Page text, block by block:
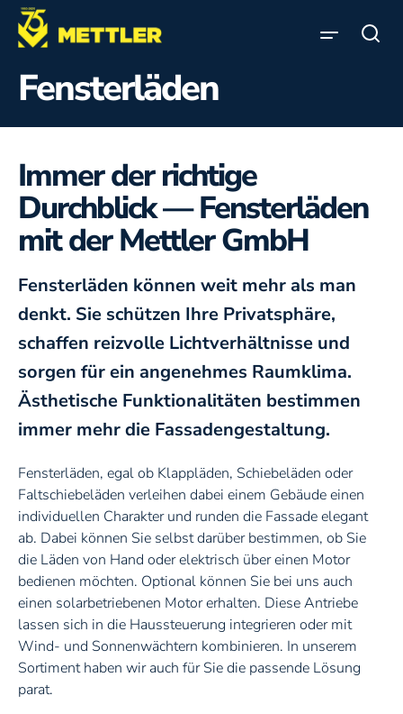
Direkt zum Inhalt
Leinfelden-Echterdingen
Sonnenschutz
Jalousien
Innensonnenschutz
Sonnenschirme
Sonnensegel
Terrassendach
Unternehmen
Stellenangebote
Reparaturdienst
Newsletter
Fensterläden
Immer der richtige
Durchblick — Fensterläden
mit der Mettler GmbH
Fensterläden können weit mehr als man
denkt. Sie schützen Ihre Privatsphäre,
schaffen reizvolle Lichtverhältnisse und
sorgen für ein angenehmes Raumklima.
Ästhetische Funktionalitäten bestimmen
immer mehr die Fassadengestaltung.
Fensterläden, egal ob Klappläden, Schiebeläden oder
Faltschiebeläden verleihen dabei einem Gebäude einen
individuellen Charakter und runden die Fassade elegant
ab. Dabei können Sie selbst darüber bestimmen, ob Sie
die Läden von Hand oder elektrisch über einen Motor
bedienen möchten. Optional können Sie bei uns auch
einen solarbetriebenen Motor erhalten. Diese Antriebe
lassen sich in die Haussteuerung integrieren oder mit
Wind- und Sonnenwächtern kombinieren. In unserem
Sortiment haben wir auch für Sie die passende Lösung
parat.